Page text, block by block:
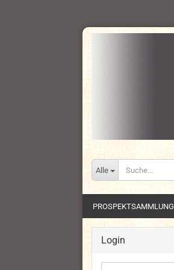
Alle
PROSPEKTSAMMLUNG
Login